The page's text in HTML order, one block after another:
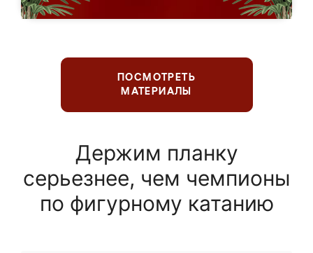
ПОСМОТРЕТЬ
МАТЕРИАЛЫ
Держим планку
серьезнее, чем чемпионы
по фигурному катанию